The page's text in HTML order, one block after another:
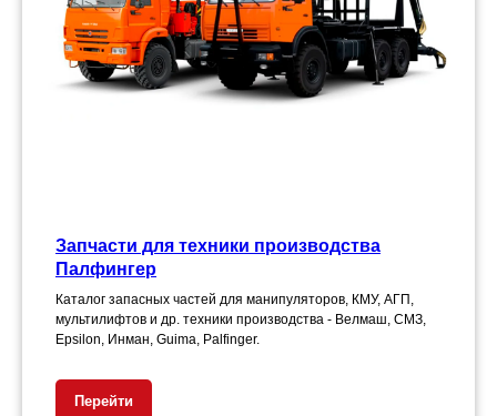
Запчасти для техники производства
Палфингер
Каталог запасных частей для манипуляторов, КМУ, АГП,
мультилифтов и др. техники производства - Велмаш, СМЗ,
Epsilon, Инман, Guima, Palfinger.
Перейти